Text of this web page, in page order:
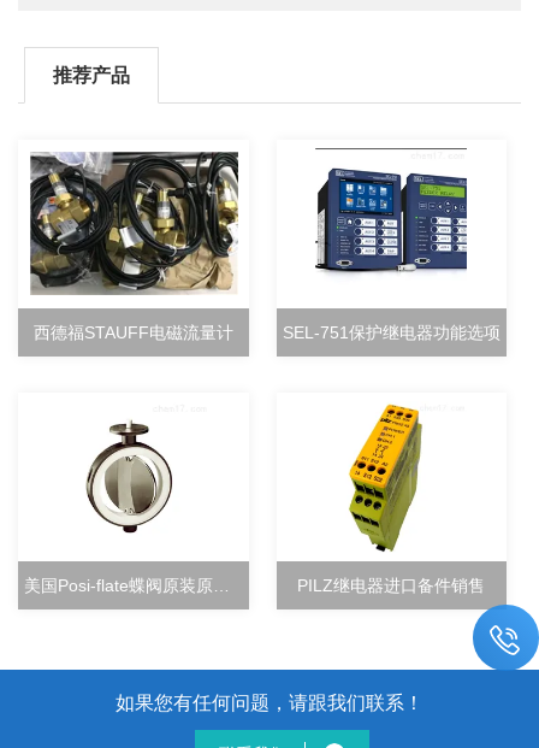
推荐产品
西德福STAUFF电磁流量计 SEL-751保护继电器功能选项
PILZ继电器进口备件销售
如果您有任何问题，请跟我们联系！